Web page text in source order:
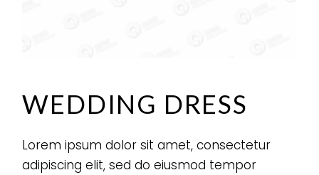
WEDDING DRESS
Lorem ipsum dolor sit amet, consectetur
adipiscing elit, sed do eiusmod tempor